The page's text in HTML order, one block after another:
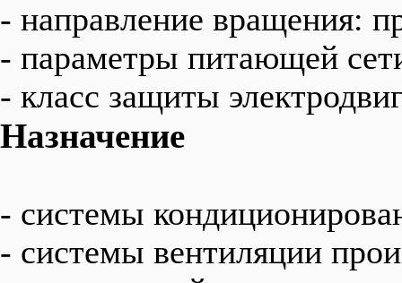
- направление вращения:
- параметры питающей
- класс защиты
Назначение
- системы
- системы вентиляции